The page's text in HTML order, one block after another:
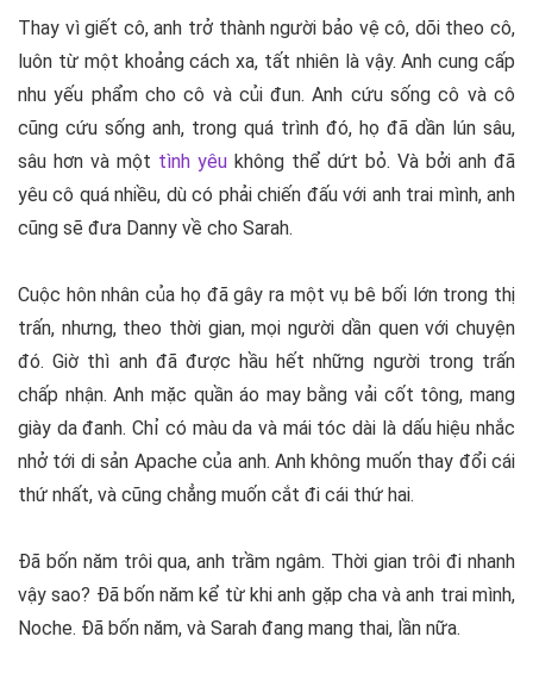
Thay vì giết cô, anh trở thành người bảo vệ cô, dõi theo cô,
luôn từ một khoảng cách xa, tất nhiên là vậy. Anh cung cấp
nhu yếu phẩm cho cô và củi đun. Anh cứu sống cô và cô
cũng cứu sống anh, trong quá trình đó, họ đã dần lún sâu,
sâu hơn và một tình yêu không thể dứt bỏ. Và bởi anh đã
yêu cô quá nhiều, dù có phải chiến đấu với anh trai mình, anh
cũng sẽ đưa Danny về cho Sarah.
Cuộc hôn nhân của họ đã gây ra một vụ bê bối lớn trong thị
trấn, nhưng, theo thời gian, mọi người dần quen với chuyện
đó. Giờ thì anh đã được hầu hết những người trong trấn
chấp nhận. Anh mặc quần áo may bằng vải cốt tông, mang
giày da đanh. Chỉ có màu da và mái tóc dài là dấu hiệu nhắc
nhở tới di sản Apache của anh. Anh không muốn thay đổi cái
thứ nhất, và cũng chẳng muốn cắt đi cái thứ hai.
Đã bốn năm trôi qua, anh trầm ngâm. Thời gian trôi đi nhanh
vậy sao? Đã bốn năm kể từ khi anh gặp cha và anh trai mình,
Noche. Đã bốn năm, và Sarah đang mang thai, lần nữa.